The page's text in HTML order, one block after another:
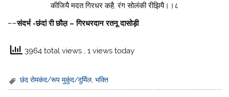
कीजियै मदत गिरधर कहै, रंग सोलंकी रीझियै।।८
~~संदर्भ -छंदां री छौल़ – गिरधरदान रतनू दासोड़ी
3964 total views , 1 views today
छंद रोमकंद/रूप मुकुंद/दुर्मिल,भक्ति